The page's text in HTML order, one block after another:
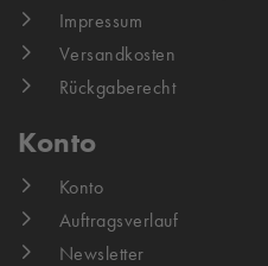
Impressum
Versandkosten
Rückgaberecht
Konto
Konto
Auftragsverlauf
Newsletter